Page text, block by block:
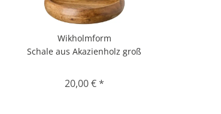
Wikholmform
Schale aus Akazienholz groß
20,00 € *